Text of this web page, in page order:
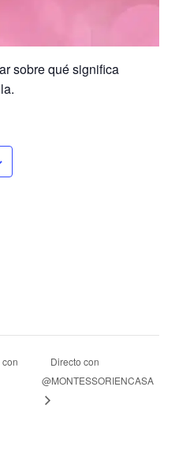
sobre qué significa
Directo con
@MONTESSORIENCASA